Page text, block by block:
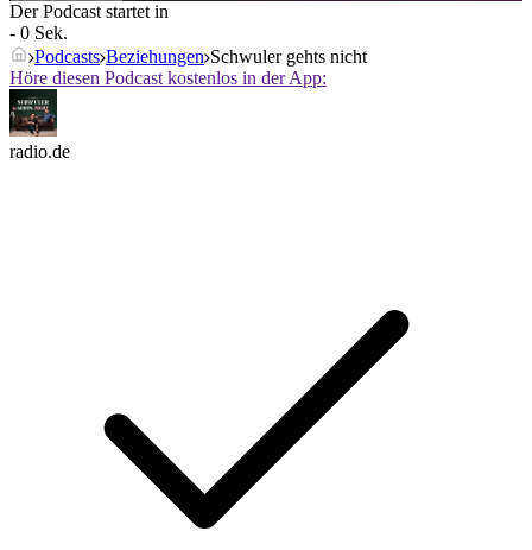
Der Podcast startet in
- 0 Sek.
Podcasts Beziehungen Schwuler gehts nicht
Höre diesen Podcast kostenlos in der App:
radio.de